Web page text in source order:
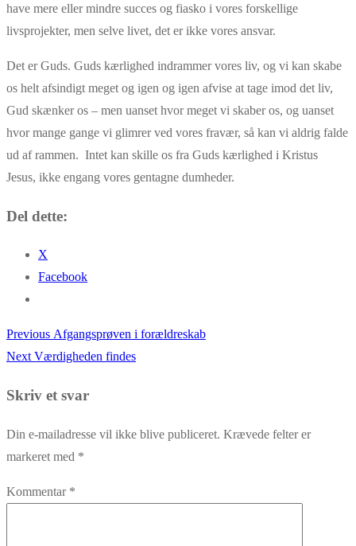
have mere eller mindre succes og fiasko i vores forskellige
livsprojekter, men selve livet, det er ikke vores ansvar.
Det er Guds. Guds kærlighed indrammer vores liv, og vi kan skabe
os helt afsindigt meget og igen og igen afvise at tage imod det liv,
Gud skænker os – men uanset hvor meget vi skaber os, og uanset
hvor mange gange vi glimrer ved vores fravær, så kan vi aldrig falde
ud af rammen. Intet kan skille os fra Guds kærlighed i Kristus
Jesus, ikke engang vores gentagne dumheder.
Del dette:
X
Facebook
Indlægsnavigation
Previous Previous
post:
Afgangsprøven i forældreskab
Next Next
Værdigheden findes
Skriv et svar
Din e-mailadresse vil ikke blive publiceret. Krævede felter er
markeret med *
Kommentar *